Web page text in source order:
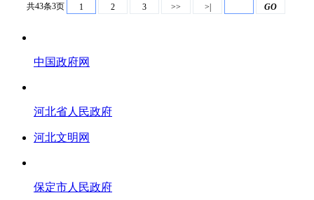
共43条3页 1 2 3 >> >| GO
中国政府网
河北省人民政府
河北文明网
保定市人民政府